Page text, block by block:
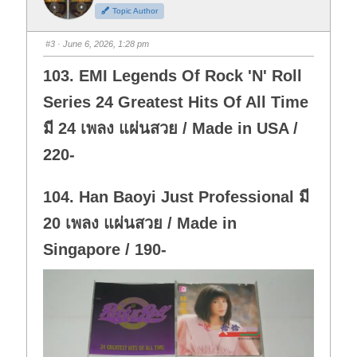
h
u
m
b
d
o
n
.
h
u
m
b
u
p
Topic Author
#3 · June 6, 2026, 1:28 pm
103. EMI Legends Of Rock 'N' Roll
Series 24 Greatest Hits Of All Time
มี 24 เพลง แผ่นสวย / Made in USA /
220-
104. Han Baoyi Just Professional มี
20 เพลง แผ่นสวย / Made in
Singapore / 190-